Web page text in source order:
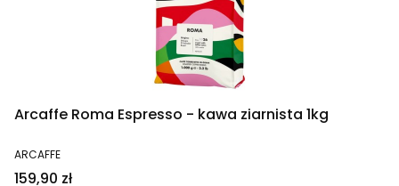
Arcaffe Roma Espresso - kawa ziarnista 1kg
PRODUCENT
ARCAFFE
Cena
159,90 zł